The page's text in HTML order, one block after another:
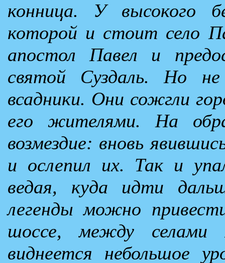
конница. У высокого
которой и стоит село
апостол Павел и
святой Суздаль. Но
всадники. Они сожгли
его жителями. На
возмездие: вновь
и ослепил их. Так и
ведая, куда идти
легенды можно
шоссе, между селами
виднеется небольшое